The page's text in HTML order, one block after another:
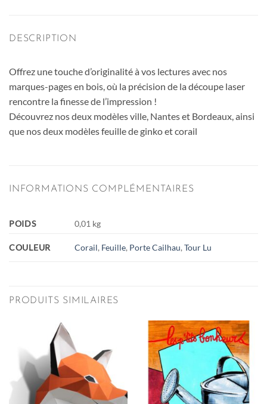
DESCRIPTION
Offrez une touche d’originalité à vos lectures avec nos
marques-pages en bois, où la précision de la découpe laser
rencontre la finesse de l’impression !
Découvrez nos deux modèles ville, Nantes et Bordeaux, ainsi
que nos deux modèles feuille de ginko et corail
INFORMATIONS COMPLÉMENTAIRES
POIDS 0,01 kg
COULEUR Corail, Feuille, Porte Cailhau,Tour Lu
PRODUITS SIMILAIRES